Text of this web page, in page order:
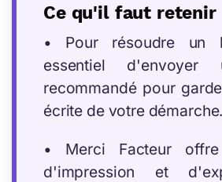
Ce qu'il faut retenir
• Pour résoudre un
essentiel d'envoyer
recommandé pour
écrite de votre démarche.
• Merci Facteur
d'impression et